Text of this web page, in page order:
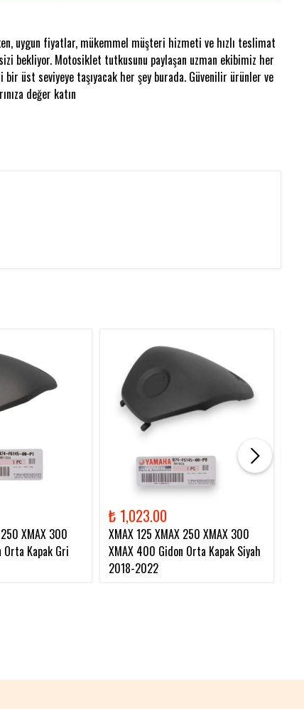
uygun fiyatlar, mükemmel müşteri hizmeti ve hızlı teslimat
bekliyor. Motosiklet tutkusunu paylaşan uzman ekibimiz her
bir üst seviyeye taşıyacak her şey burada. Güvenilir ürünler ve
değer katın
XMAX 300
Kapak Gri
₺ 1,023.00
XMAX 125 XMAX 250 XMAX 300
XMAX 400 Gidon Orta Kapak Siyah
2018-2022